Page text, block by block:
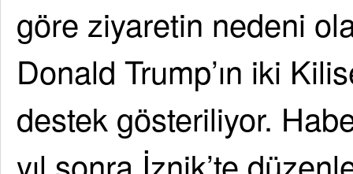
göre ziyaretin nedeni
Donald Trump’ın iki
destek gösteriliyor.
yıl sonra İznik’te